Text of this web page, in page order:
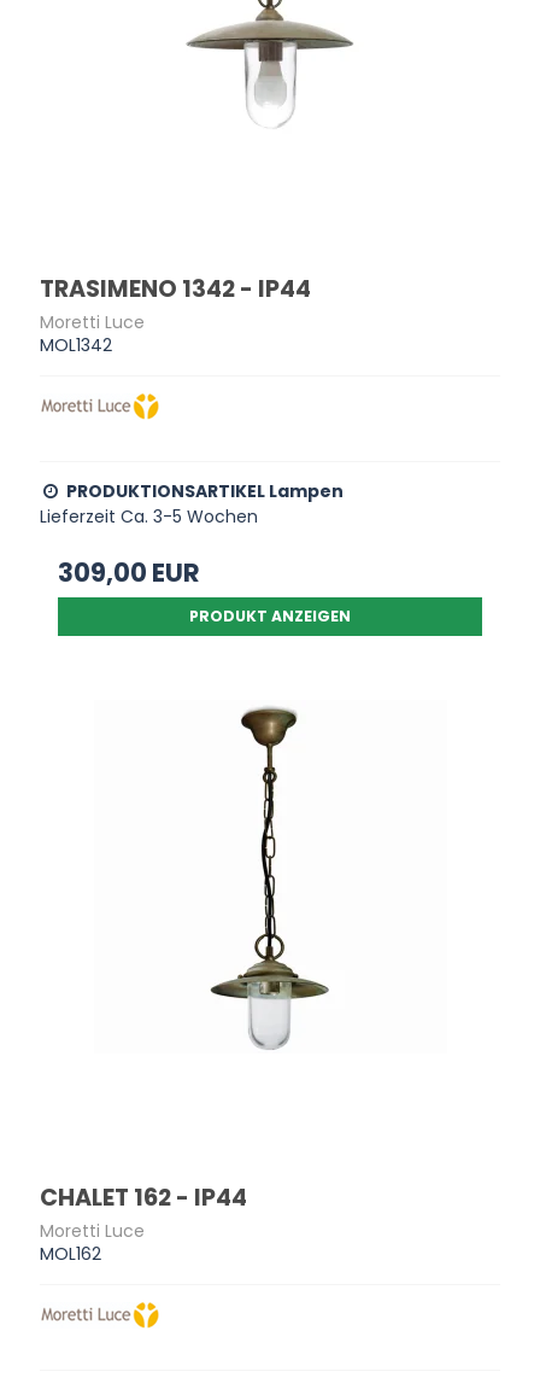
TRASIMENO 1342 - IP44
Moretti Luce
MOL1342
PRODUKTIONSARTIKEL Lampen
Lieferzeit Ca. 3-5 Wochen
309,00 EUR
PRODUKT ANZEIGEN
CHALET 162 - IP44
Moretti Luce
MOL162